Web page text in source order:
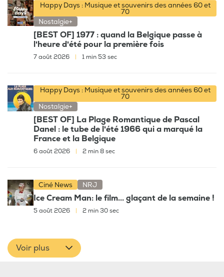
Happy Days : Musique et souvenirs des années 60 et
70
Nostalgie+
[BEST OF] 1977 : quand la Belgique passe à
l'heure d'été pour la première fois
7 août 2026 1 min 53 sec
Happy Days : Musique et souvenirs des années 60 et
70
Nostalgie+
[BEST OF] La Plage Romantique de Pascal
Danel : le tube de l'été 1966 qui a marqué la
France et la Belgique
6 août 2026 2 min 8 sec
Ciné News NRJ
Ice Cream Man: le film... glaçant de la semaine !
5 août 2026 2 min 30 sec
Voir plus